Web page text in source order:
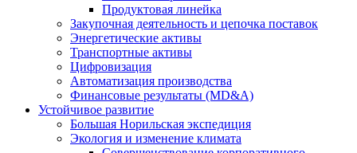
Продуктовая линейка
Закупочная деятельность и цепочка поставок
Энергетические активы
Транспортные активы
Цифровизация
Автоматизация производства
Финансовые результаты (MD&A)
Устойчивое развитие
Большая Норильская экспедиция
Экология и изменение климата